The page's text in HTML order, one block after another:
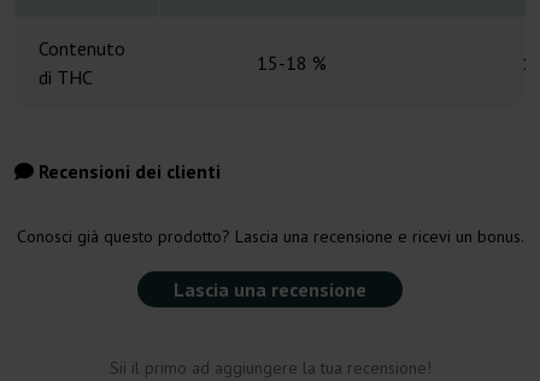
Contenuto
di THC
15-18 %
Recensioni dei clienti
Conosci già questo prodotto? Lascia una recensione e ricevi un bonus.
Lascia una recensione
Sii il primo ad aggiungere la tua recensione!